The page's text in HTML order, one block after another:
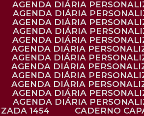
AGENDA DIÁRIA
AGENDA DIÁRIA
AGENDA DIÁRIA
AGENDA DIÁRIA
AGENDA DIÁRIA
AGENDA DIÁRIA
AGENDA DIÁRIA
AGENDA DIÁRIA
AGENDA DIÁRIA
AGENDA DIÁRIA
AGENDA DIÁRIA
AGENDA DIÁRIA
1454
CADERNO